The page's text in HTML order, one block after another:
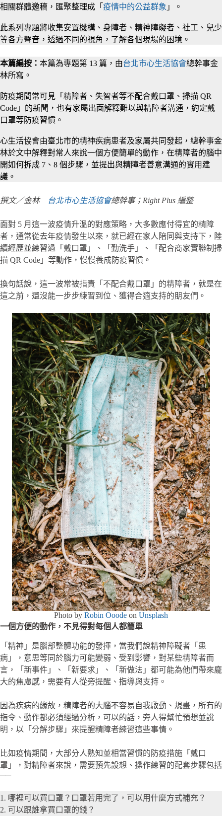
相關群體邀稿，匯聚整理成「 疫情中的公益群象 」。
此系列專題將收集安置機構、身障者、精神障礙者、社工、兒少
等各方聲音，透過不同的視角，了解各個現場的困境。
本篇編按： 本篇為專題第 13 篇，由台北市心生活協會總幹事金
林所寫。
防疫期間常可見「精障者、失智者等不配合戴口罩、掃描 QR
Code」的新聞，也有家屬出面解釋難以與精障者溝通，約定戴
口罩等防疫習慣。
心生活協會由臺北市的精神疾病患者及家屬共同發起，總幹事金
林於文中解釋對常人來說一個方便簡單的動作，在精障者的腦中
開如何拆成 7、8 個步驟，並提出與精障者善意溝通的實用建
議。
撰文／金林 台北市心生活協會總幹事；Right Plus 編整
面對 5 月這一波疫情升溫的對應策略，大多數應付得宜的精障
者，通常從去年疫情發生以來，就已經在家人陪同與支持下，陸
續經歷並練習過「戴口罩」、「勤洗手」、「配合商家實聯制掃
描 QR Code」等動作，慢慢養成防疫習慣。
換句話說，這一波常被指責「不配合戴口罩」的精障者，就是在
這之前，還沒能一步步練習到位、獲得合適支持的朋友們。
Photo by Robin Ooode on Unsplash
一個方便的動作，不見得對每個人都簡單
「精神」是腦部整體功能的發揮，當我們說精神障礙者「患
病」，意思等同於腦力可能變弱、受到影響，對某些精障者而
言，「新事件」、「新要求」、「新做法」都可能為他們帶來龐
大的焦慮感，需要有人從旁提醒、指導與支持。
因為疾病的緣故，精障者的大腦不容易自我啟動、規畫，所有的
指令、動作都必須經過分析，可以的話，旁人得幫忙預想並說
明，以「分解步驟」來提醒精障者練習這些事情。
比如疫情期間，大部分人熟知並相當習慣的防疫措施「戴口
罩」，對精障者來說，需要預先設想、操作練習的配套步驟包括
──
1. 哪裡可以買口罩？口罩若用完了，可以用什麼方式補充？
2. 可以跟誰拿買口罩的錢？